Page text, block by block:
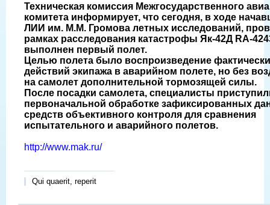
Техническая комиссия Межгосударственного
комитета информирует, что сегодня, в ходе
ЛИИ им. М.М. Громова летных исследований,
рамках расследования катастрофы Як-42Д RA-
выполнен первый полет.
Целью полета было воспроизведение
действий экипажа в аварийном полете, но без
на самолет дополнительной тормозящей силы.
После посадки самолета, специалисты
первоначальной обработке зафиксированных
средств объективного контроля для сравнения
испытательного и аварийного полетов.
http://www.mak.ru/
Qui quaerit, reperit